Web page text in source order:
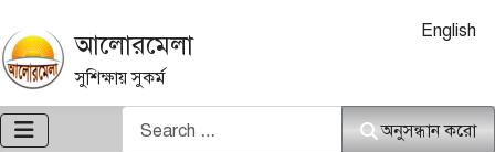
আলোরমেলা
সুশিক্ষায় সুকর্ম
আপনার ভাষা
English
অনুসন্ধান করো
অনুসন্ধান করো